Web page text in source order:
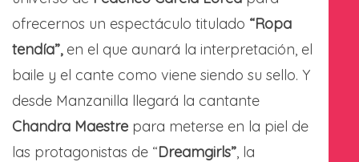
ofrecernos un espectáculo titulado “Ropa
tendía”,en el que aunará la interpretación, el
baile y el cante como viene siendo su sello. Y
desde Manzanilla llegará la cantante
Chandra Maestre para meterse en la piel de
las protagonistas de “Dreamgirls”, la